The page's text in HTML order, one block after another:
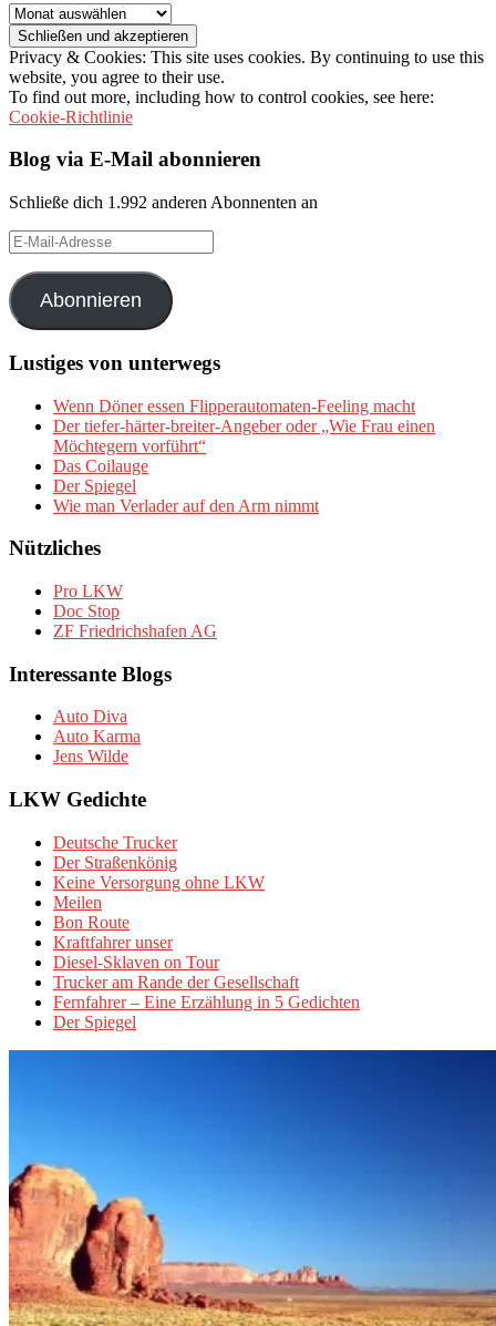
Archiv
Privacy & Cookies: This site uses cookies. By continuing to use this
website, you agree to their use.
To find out more, including how to control cookies, see here:
Cookie-Richtlinie
Blog via E-Mail abonnieren
Schließe dich 1.992 anderen Abonnenten an
E-
Mail-
Adresse
Abonnieren
Lustiges von unterwegs
Wenn Döner essen Flipperautomaten-Feeling macht
Der tiefer-härter-breiter-Angeber oder „Wie Frau einen
Möchtegern vorführt“
Das Coilauge
Der Spiegel
Wie man Verlader auf den Arm nimmt
Nützliches
Pro LKW
Doc Stop
ZF Friedrichshafen AG
Interessante Blogs
Auto Diva
Auto Karma
Jens Wilde
LKW Gedichte
Deutsche Trucker
Der Straßenkönig
Keine Versorgung ohne LKW
Meilen
Bon Route
Kraftfahrer unser
Diesel-Sklaven on Tour
Trucker am Rande der Gesellschaft
Fernfahrer – Eine Erzählung in 5 Gedichten
Der Spiegel